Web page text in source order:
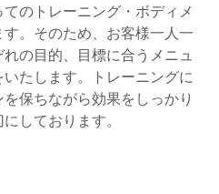
のトレーニング・ボディメ
。そのため、お客様一人一
の目的、目標に合うメニュ
たします。トレーニングに
保ちながら効果をしっかり
しております。